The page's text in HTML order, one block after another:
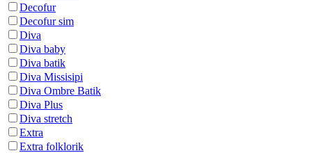
Decofur
Decofur sim
Diva
Diva baby
Diva batik
Diva Missisipi
Diva Ombre Batik
Diva Plus
Diva stretch
Extra
Extra folklorik